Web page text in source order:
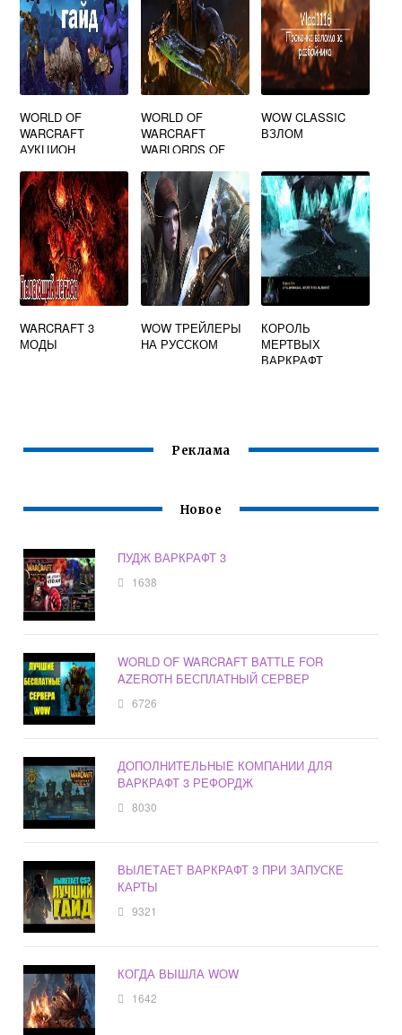
WORLD OF
WARCRAFT
АУКЦИОН
WORLD OF
WARCRAFT
WARLORDS OF
WOW CLASSIC
ВЗЛОМ
WARCRAFT 3
МОДЫ
WOW ТРЕЙЛЕРЫ
НА РУССКОМ
КОРОЛЬ
МЕРТВЫХ
ВАРКРАФТ
Реклама
Новое
ПУДЖ ВАРКРАФТ 3
1638
WORLD OF WARCRAFT BATTLE FOR
AZEROTH БЕСПЛАТНЫЙ СЕРВЕР
6726
ДОПОЛНИТЕЛЬНЫЕ КОМПАНИИ ДЛЯ
ВАРКРАФТ 3 РЕФОРДЖ
8030
ВЫЛЕТАЕТ ВАРКРАФТ 3 ПРИ ЗАПУСКЕ
КАРТЫ
9321
КОГДА ВЫШЛА WOW
1642